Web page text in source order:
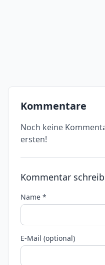
Kommentare
Noch keine
ersten!
Kommentar
Name *
E-Mail (optional)